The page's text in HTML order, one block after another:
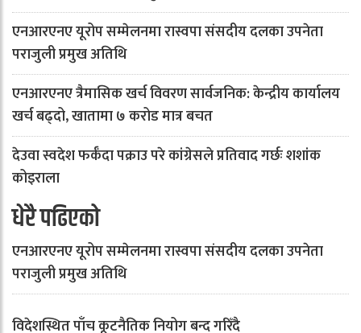
एनआरएनए यूरोप सम्मेलनमा रास्वपा संसदीय दलका उपनेता
पराजुली प्रमुख अतिथि
एनआरएनए त्रैमासिक खर्च विवरण सार्वजनिक: केन्द्रीय कार्यालय
खर्च बढ्दो, खातामा ७ करोड मात्र बचत
देउवा स्वदेश फर्कँदा पक्राउ परे कांग्रेसले प्रतिवाद गर्छः शशांक
कोइराला
धेरै पढिएको
एनआरएनए यूरोप सम्मेलनमा रास्वपा संसदीय दलका उपनेता
पराजुली प्रमुख अतिथि
विदेशस्थित पाँच कूटनैतिक नियोग बन्द गरिँदै